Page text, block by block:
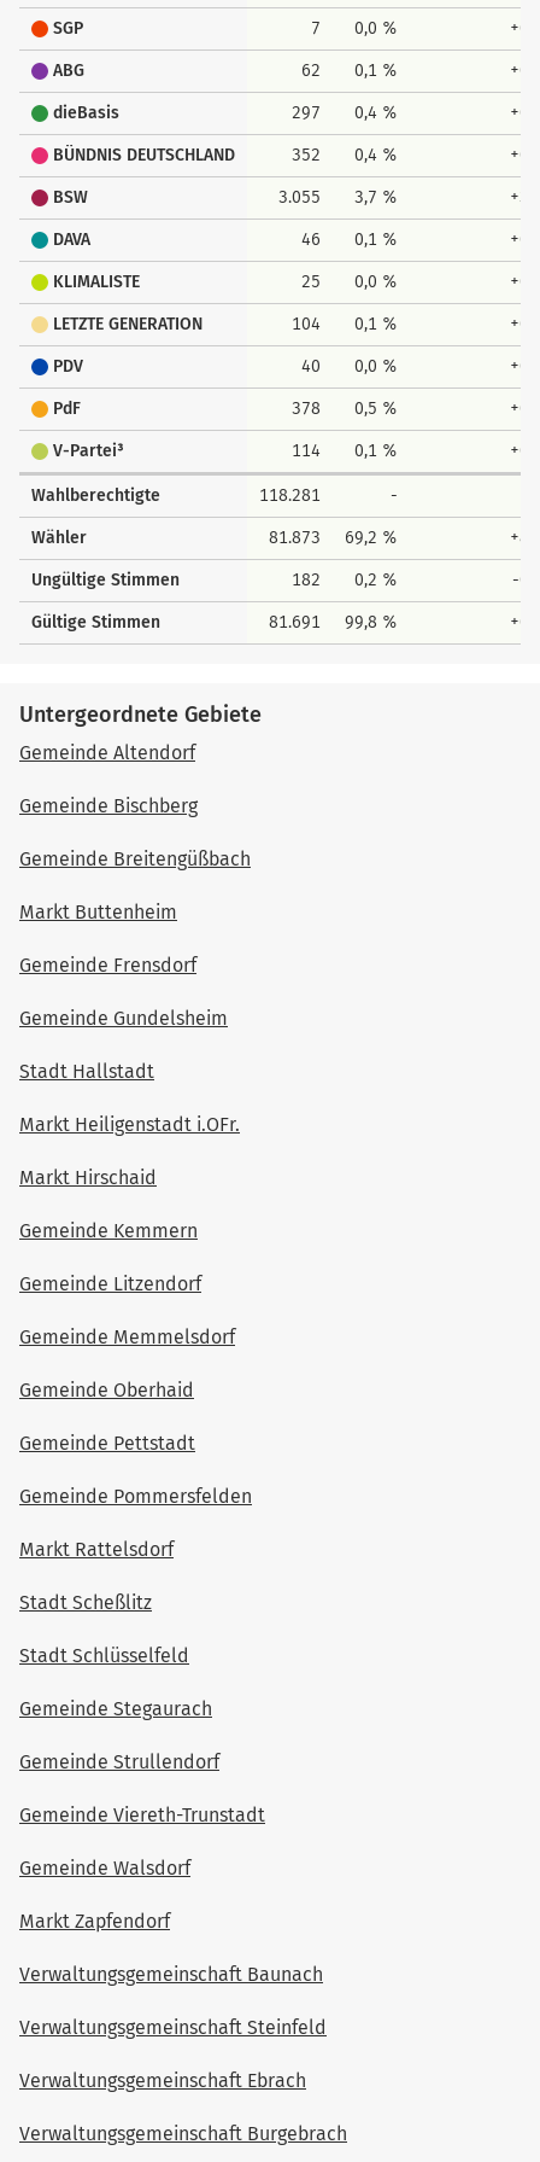
SGP 7 0,0 %
ABG 62 0,1 %
dieBasis 297 0,4 %
BÜNDNIS DEUTSCHLAND 352 0,4 %
BSW 3.055 3,7 %
DAVA 46 0,1 %
KLIMALISTE 25 0,0 %
LETZTE GENERATION 104 0,1 %
PDV 40 0,0 %
PdF 378 0,5 %
V-Partei³ 114 0,1 %
Wahlberechtigte 118.281 -
Wähler 81.873 69,2 %
Ungültige Stimmen 182 0,2 % -
Gültige Stimmen 81.691 99,8 %
Untergeordnete Gebiete
Gemeinde Altendorf
Gemeinde Bischberg
Gemeinde Breitengüßbach
Markt Buttenheim
Gemeinde Frensdorf
Gemeinde Gundelsheim
Stadt Hallstadt
Markt Heiligenstadt i.OFr.
Markt Hirschaid
Gemeinde Kemmern
Gemeinde Litzendorf
Gemeinde Memmelsdorf
Gemeinde Oberhaid
Gemeinde Pettstadt
Gemeinde Pommersfelden
Markt Rattelsdorf
Stadt Scheßlitz
Stadt Schlüsselfeld
Gemeinde Stegaurach
Gemeinde Strullendorf
Gemeinde Viereth-Trunstadt
Gemeinde Walsdorf
Markt Zapfendorf
Verwaltungsgemeinschaft Baunach
Verwaltungsgemeinschaft Steinfeld
Verwaltungsgemeinschaft Ebrach
Verwaltungsgemeinschaft Burgebrach